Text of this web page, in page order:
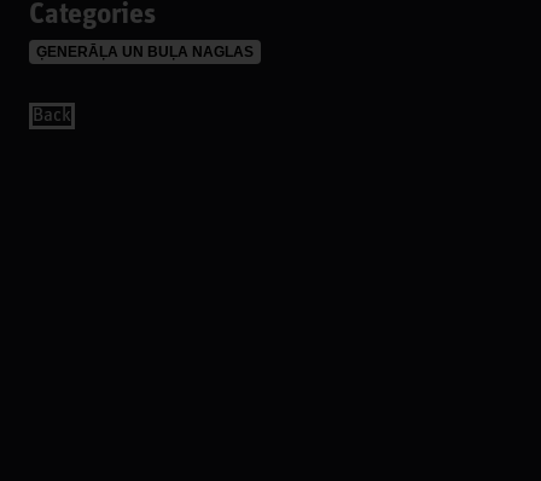
Categories
ĢENERĀĻA UN BUĻA NAGLAS
Back